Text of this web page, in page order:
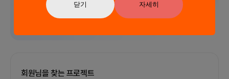
닫기 자세히
회원님을 찾는 프로젝트